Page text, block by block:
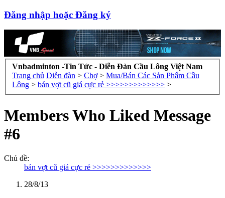
Đăng nhập hoặc Đăng ký
Vnbadminton -Tin Tức - Diễn Đàn Cầu Lông Việt Nam
Trang chủ Diễn đàn > Chợ > Mua/Bán Các Sản Phẩm Cầu
Lông > bán vợt cũ giá cực rẻ >>>>>>>>>>>>> >
Members Who Liked Message
#6
Chủ đề:
bán vợt cũ giá cực rẻ >>>>>>>>>>>>>
28/8/13